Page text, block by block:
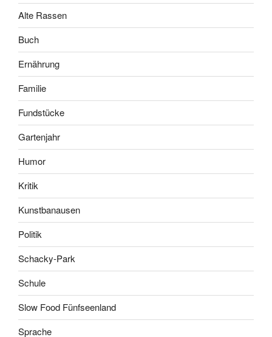
Alte Rassen
Buch
Ernährung
Familie
Fundstücke
Gartenjahr
Humor
Kritik
Kunstbanausen
Politik
Schacky-Park
Schule
Slow Food Fünfseenland
Sprache